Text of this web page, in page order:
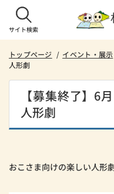
ス
サイト検索
トップページ イベント・展示
人形劇
【募集終了】6
人形劇
おこさま向けの楽しい人形劇